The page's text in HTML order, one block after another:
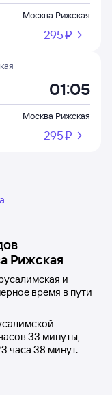
Москва Рижская
295 ⁠₽
01:05
Москва Рижская
295 ⁠₽
Рижская
и
время в пути
33 минуты,
часа 38 минут.